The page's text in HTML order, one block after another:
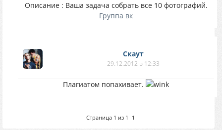
Описание : Ваша задача собрать все 10 фотографий.
Группа вк
Скаут
29.12.2012 в 12:33
Плагиатом попахивает.
Страница 1 из 1 1